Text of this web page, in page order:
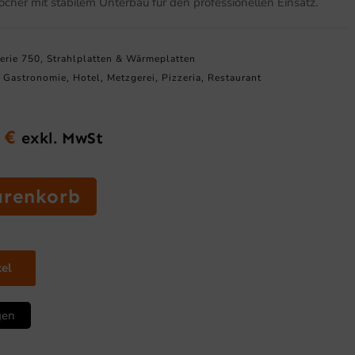
750, Strahlplatten & Wärmeplatten
Gastronomie, Hotel , Metzgerei , Pizzeria, Restaurant
€
€ Aktueller
ist:
1.665,00 €.
exkl. MwSt